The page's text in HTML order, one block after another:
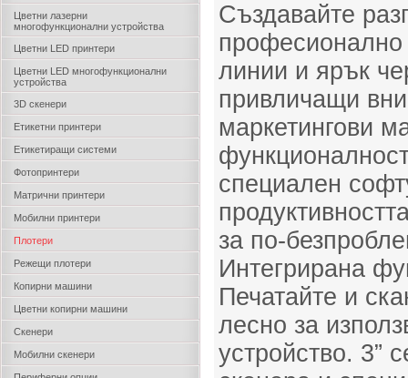
Цветни лазерни
многофункционални устройства
Цветни LED принтери
Цветни LED многофункционални
устройства
3D скенери
Етикетни принтери
Етикетиращи системи
Фотопринтери
Матрични принтери
Мобилни принтери
Плотери
Режещи плотери
Копирни машини
Цветни копирни машини
Скенери
Мобилни скенери
Създавайте
професионално
линии и ярък
привличащи
маркетингови
специален
за по-
Интегрирана
Печатайте и
лесно за
устройство. 3”